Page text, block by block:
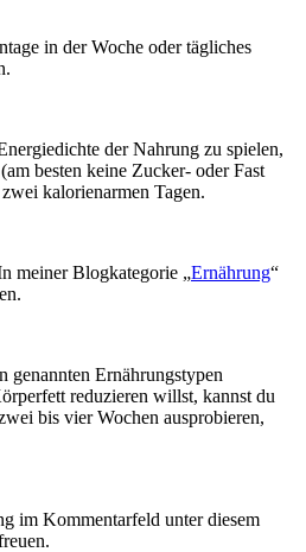
in der Woche oder tägliches
der Nahrung zu spielen,
besten keine Zucker- oder Fast
kalorienarmen Tagen.
meiner Blogkategorie „Ernährung“
genannten Ernährungstypen
reduzieren willst, kannst du
bis vier Wochen ausprobieren,
im Kommentarfeld unter diesem